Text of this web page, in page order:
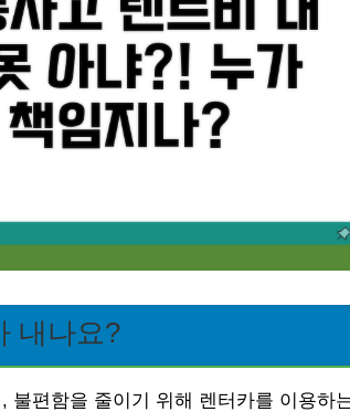
내나요?
불편함을 줄이기 위해 렌터카를 이용하